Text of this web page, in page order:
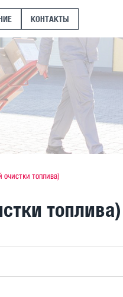
КОНТАКТЫ
очистки топлива)
топлива)